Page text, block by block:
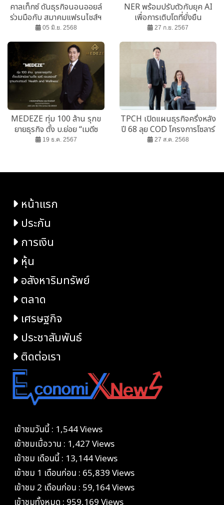
คาลเท็กซ์ ดันธุรกิจนอนออยล์
ร่วมมือกับ สมาคมแฟรนไชส์ฯ
ขยายร้านค้าปลีกเพิ่มในสถานี
บริการน้ำมัน
05 มิ.ย. 2568
NER พร้อมปรับตัวกับยุค AI
เพื่อการเติบโตที่ยั่งยืน
27 ก.ย. 2567
MEDEZE ทุ่ม 100 ล้าน รุกข
ยายธุรกิจ ตั้ง บ.ย่อย “เมดีซ
แฮร์ เรเนซองส์”
19 ธ.ค. 2567
TPCH เปิดแผนธุรกิจครึ่งหลัง
ปี 68 ลุย COD โครงการโซลาร์
ฟาร์ม สปป.ลาว ภายใน Q4/68
27 ส.ค. 2568
หน้าแรก
ประกัน
การเงิน
หุ้น
อสังหาริมทรัพย์
ตลาด
เศรษฐกิจ
ประชาสัมพันธ์
ติดต่อเรา
เข้าชมวันนี้ : 1,544 Views
เข้าชมเมื่อวาน : 1,427 Views
เข้าชม เดือนนี้ : 13,144 Views
เข้าชม 1 เดือนก่อน : 65,839 Views
เข้าชม 2 เดือนก่อน : 59,164 Views